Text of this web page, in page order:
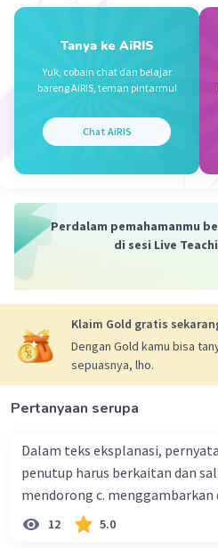
Yuk kita simak pembahasan
Denotasi merupakan kata-
makna sebenarnya. Makna
dengan pancaindra, yaitu
Contoh makna denotasi
berwarna hitam." Kalimat
hitam.
Beri Rating·0.0( 0)
Tanya ke AiRIS
Yuk, cobain chat dan belajar
bareng AiRIS, teman pintarmu!
Chat AiRIS
Perdalam pemahamanmu
di sesi Live
Klaim Gold gratis
Dengan Gold kamu bisa
sepuasnya, lho.
Pertanyaan serupa
Dalam teks eksplanasi,
penutup harus berkaitan dan
mendorong c. menggambarkan
12 5.0